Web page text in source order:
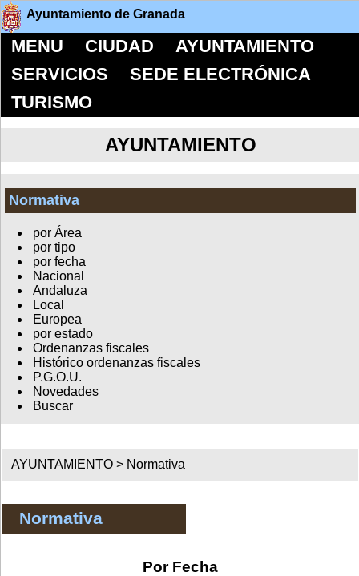
Ayuntamiento de Granada
MENU CIUDAD
AYUNTAMIENTO
SERVICIOS
SEDE ELECTRÓNICA
TURISMO
AYUNTAMIENTO
Normativa
por Área
por tipo
por fecha
Nacional
Andaluza
Local
Europea
por estado
Ordenanzas fiscales
Histórico ordenanzas fiscales
P.G.O.U.
Novedades
Buscar
AYUNTAMIENTO > Normativa
Normativa
Por Fecha